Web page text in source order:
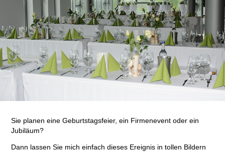
Sie planen eine Geburtstagsfeier, ein Firmenevent oder ein
Jubiläum?
Dann lassen Sie mich einfach dieses Ereignis in tollen Bildern